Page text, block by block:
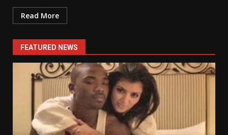
Read More
FEATURED NEWS